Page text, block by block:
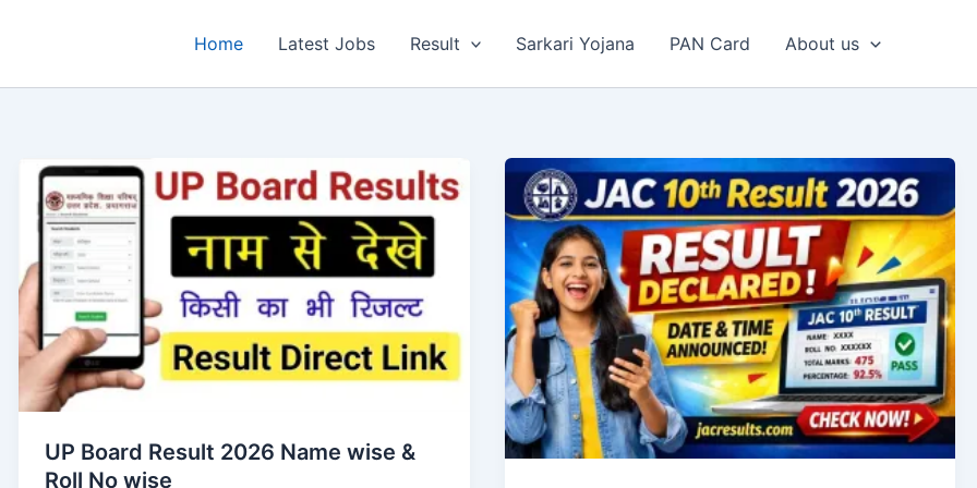
Home Latest Jobs Result Sarkari Yojana PAN Card About us
UP Board Result 2026 Name wise &
Roll No wise